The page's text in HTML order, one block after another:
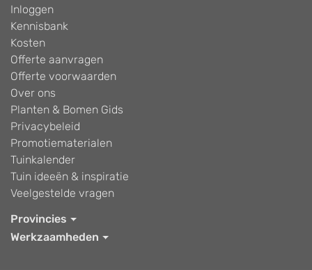
Inloggen
Kennisbank
Kosten
Offerte aanvragen
Offerte voorwaarden
Over ons
Planten & Bomen Gids
Privacybeleid
Promotiematerialen
Tuinkalender
Tuin ideeën & inspiratie
Veelgestelde vragen
Provincies
Werkzaamheden